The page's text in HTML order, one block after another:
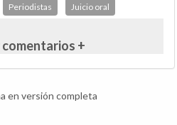
Periodistas Juicio oral
+
en versión completa